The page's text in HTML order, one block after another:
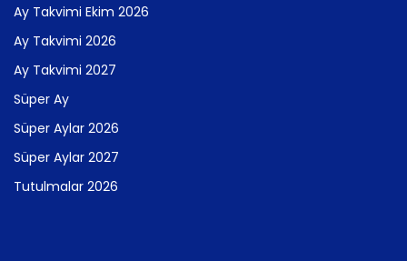
Ay Takvimi Ekim 2026
Ay Takvimi 2026
Ay Takvimi 2027
Süper Ay
Süper Aylar 2026
Süper Aylar 2027
Tutulmalar 2026